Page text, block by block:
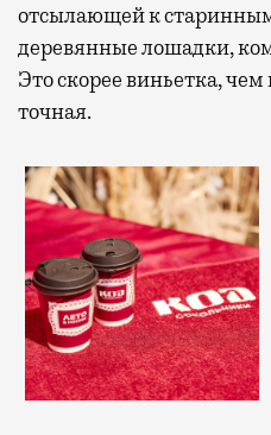
отсылающей к
деревянные лошадки,
Это скорее виньетка,
точная.